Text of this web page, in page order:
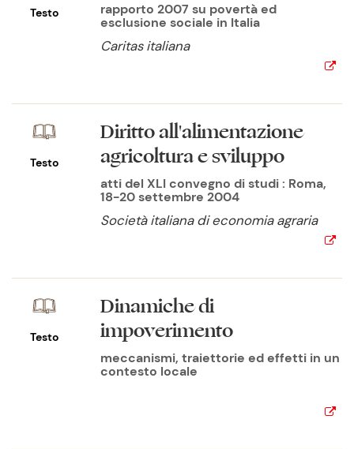
Testo
rapporto 2007 su povertà ed
esclusione sociale in Italia
Caritas italiana
Testo
Diritto all'alimentazione
agricoltura e sviluppo
atti del XLI convegno di studi : Roma,
18-20 settembre 2004
Società italiana di economia agraria
Testo
Dinamiche di
impoverimento
meccanismi, traiettorie ed effetti in un
contesto locale